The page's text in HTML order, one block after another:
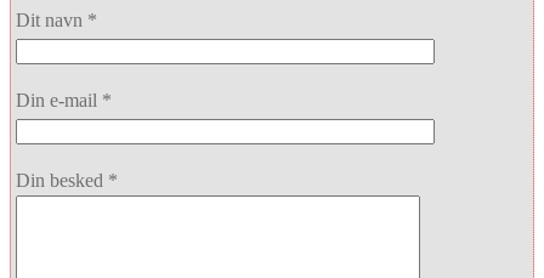
Dit navn *
Din e-mail *
Din besked *